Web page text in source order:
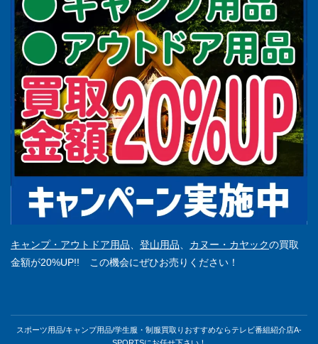
キャンプ・アウトドア用品、 登山用品、 カヌー・カヤックの買取
金額が20%UP!! この機会にぜひお売りください！
スポーツ用品/キャンプ用品/学生服・制服買取りおすすめならテレビ番組紹介店A-